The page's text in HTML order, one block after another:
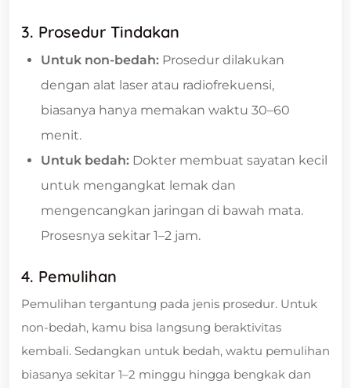
3. Prosedur Tindakan
Untuk non-bedah: Prosedur dilakukan
dengan alat laser atau radiofrekuensi,
biasanya hanya memakan waktu 30–60
menit.
Untuk bedah: Dokter membuat sayatan kecil
untuk mengangkat lemak dan
mengencangkan jaringan di bawah mata.
Prosesnya sekitar 1–2 jam.
4. Pemulihan
Pemulihan tergantung pada jenis prosedur. Untuk
non-bedah, kamu bisa langsung beraktivitas
kembali. Sedangkan untuk bedah, waktu pemulihan
biasanya sekitar 1–2 minggu hingga bengkak dan